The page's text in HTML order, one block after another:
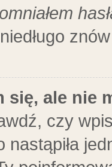
się, ale nie
czy
nastąpiła